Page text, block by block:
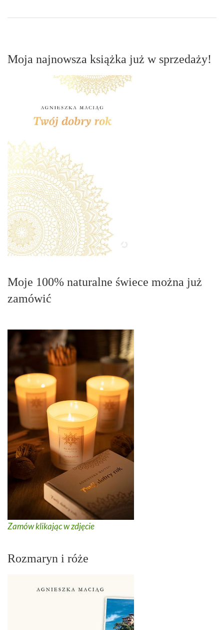
Moja najnowsza książka już w sprzedaży!
Moje 100% naturalne świece można już
zamówić
Zamów klikając w zdjęcie
Rozmaryn i róże